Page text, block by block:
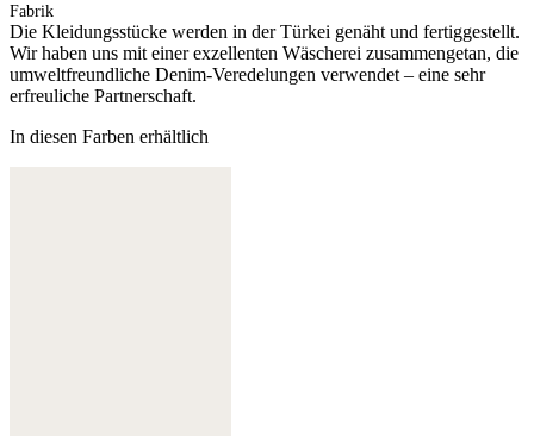
Fabrik
Die Kleidungsstücke werden in der Türkei genäht und fertiggestellt.
Wir haben uns mit einer exzellenten Wäscherei zusammengetan, die
umweltfreundliche Denim-Veredelungen verwendet – eine sehr
erfreuliche Partnerschaft.
In diesen Farben erhältlich